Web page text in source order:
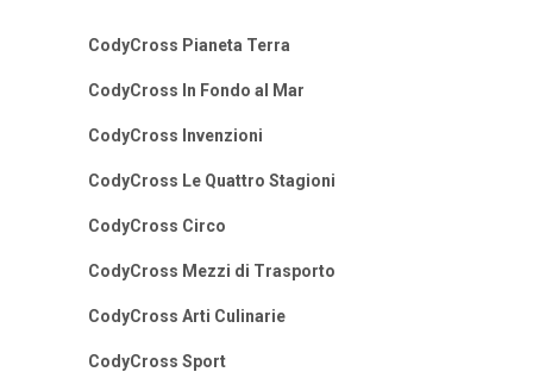
CodyCross Pianeta Terra
CodyCross In Fondo al Mar
CodyCross Invenzioni
CodyCross Le Quattro Stagioni
CodyCross Circo
CodyCross Mezzi di Trasporto
CodyCross Arti Culinarie
CodyCross Sport